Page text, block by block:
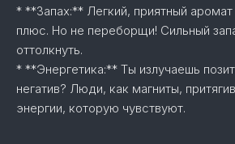
* **Запах:** Легкий, приятный
плюс. Но не переборщи! Сильный
оттолкнуть.
* **Энергетика:** Ты излучаешь
негатив? Люди, как магниты,
энергии, которую чувствуют.